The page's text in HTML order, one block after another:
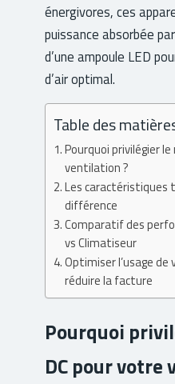
énergivores, ces
puissance absorbée
d’une ampoule LED
d’air optimal.
Table des
Pourquoi privilégier
ventilation ?
Les caractéristiques
différence
Comparatif des
vs Climatiseur
Optimiser l’usage
réduire la facture
Pourquoi
DC pour votre